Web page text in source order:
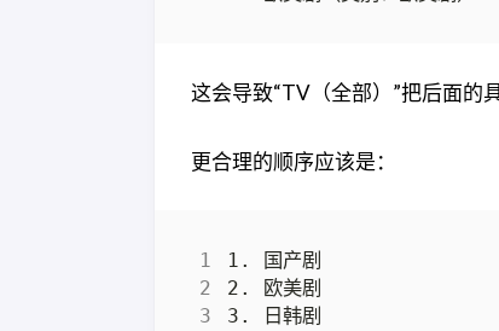
这会导致“TV（全部）”把后面的
更合理的顺序应该是：